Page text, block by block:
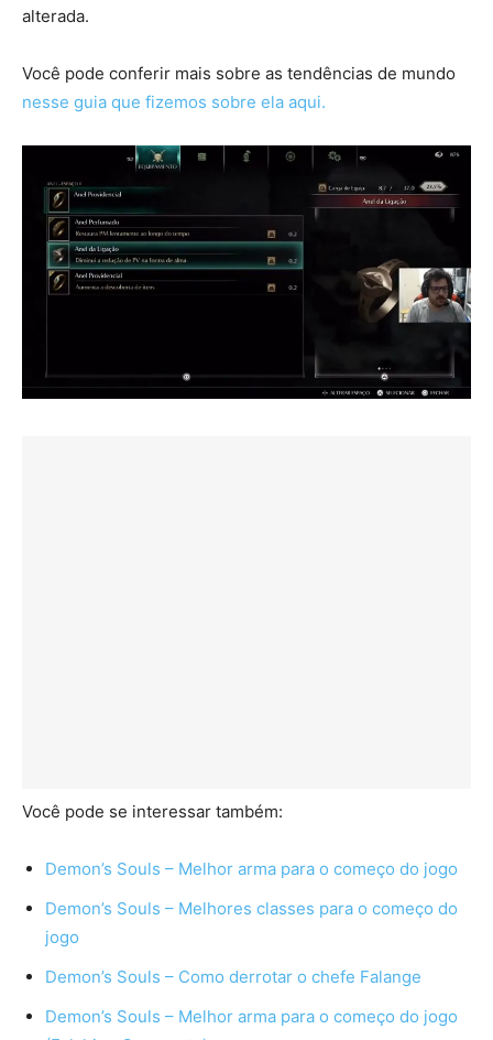
alterada.
Você pode conferir mais sobre as tendências de mundo
nesse guia que fizemos sobre ela aqui.
Você pode se interessar também:
Demon’s Souls – Melhor arma para o começo do jogo
Demon’s Souls – Melhores classes para o começo do
jogo
Demon’s Souls – Como derrotar o chefe Falange
Demon’s Souls – Melhor arma para o começo do jogo